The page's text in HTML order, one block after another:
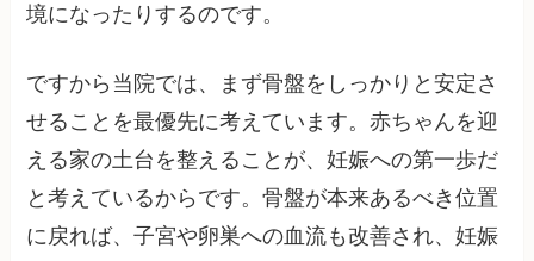
境になったりするのです。
ですから当院では、まず骨盤をしっかりと安定さ
せることを最優先に考えています。赤ちゃんを迎
える家の土台を整えることが、妊娠への第一歩だ
と考えているからです。骨盤が本来あるべき位置
に戻れば、子宮や卵巣への血流も改善され、妊娠